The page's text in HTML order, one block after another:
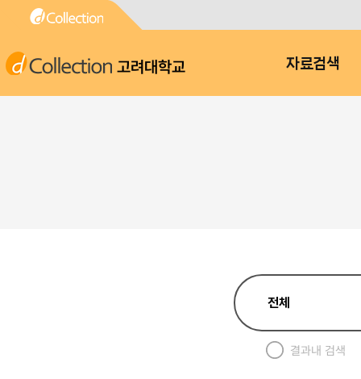
고려대학교 자료검색
결과내 검색